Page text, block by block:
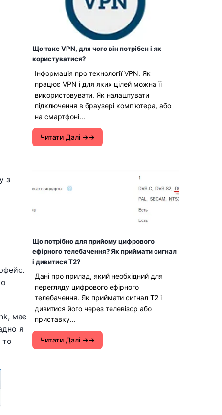
з
має
я
то
Що таке VPN, для чого він потрібен і як
користуватися?
Інформація про технології VPN. Як
працює VPN і для яких цілей можна її
використовувати. Як налаштувати
підключення в браузері комп'ютера, або
на смартфоні...
Читати Далі →
Що потрібно для прийому цифрового
ефірного телебачення? Як приймати сигнал
і дивитися T2?
Дані про прилад, який необхідний для
перегляду цифрового ефірного
телебачення. Як приймати сигнал T2 і
дивитися його через телевізор або
приставку...
Читати Далі →